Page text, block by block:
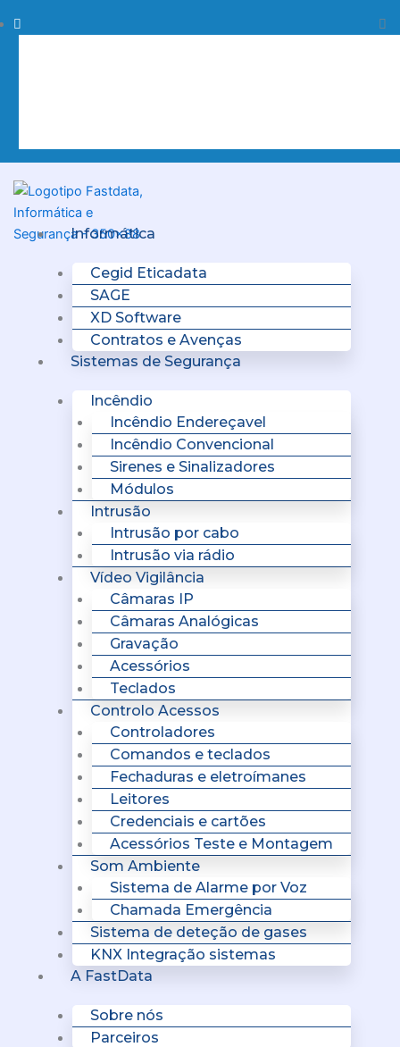
to
Procurar
Informática
Cegid Eticadata
SAGE
XD Software
Contratos e Avenças
Sistemas de Segurança
Incêndio
Incêndio Endereçavel
Incêndio Convencional
Sirenes e Sinalizadores
Módulos
Intrusão
Intrusão por cabo
Intrusão via rádio
Vídeo Vigilância
Câmaras IP
Câmaras Analógicas
Gravação
Acessórios
Teclados
Controlo Acessos
Controladores
Comandos e teclados
Fechaduras e eletroímanes
Leitores
Credenciais e cartões
Acessórios Teste e Montagem
Som Ambiente
Sistema de Alarme por Voz
Chamada Emergência
Sistema de deteção de gases
KNX Integração sistemas
A FastData
Sobre nós
Parceiros
Menu